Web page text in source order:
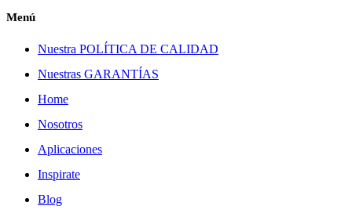
Menú
Nuestra POLÍTICA DE CALIDAD
Nuestras GARANTÍAS
Home
Nosotros
Aplicaciones
Inspirate
Blog